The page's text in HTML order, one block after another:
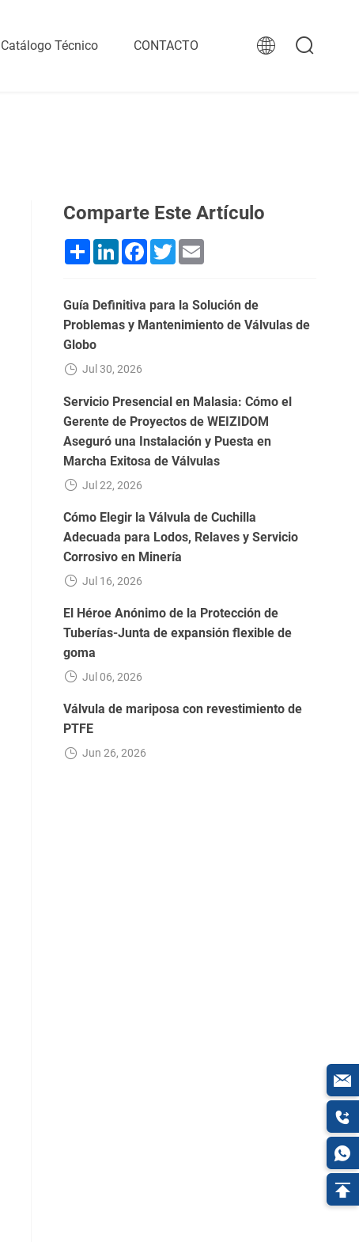
Catálogo Técnico CONTACTO
Comparte Este Artículo
ShareLinkedInFacebook
Twitter
Guía Definitiva para la Solución de
Problemas y Mantenimiento de Válvulas de
Globo
Jul 30, 2026
Servicio Presencial en Malasia: Cómo el
Gerente de Proyectos de WEIZIDOM
Aseguró una Instalación y Puesta en
Marcha Exitosa de Válvulas
Jul 22, 2026
Cómo Elegir la Válvula de Cuchilla
Adecuada para Lodos, Relaves y Servicio
Corrosivo en Minería
Jul 16, 2026
El Héroe Anónimo de la Protección de
Tuberías-Junta de expansión flexible de
goma
Jul 06, 2026
Válvula de mariposa con revestimiento de
PTFE
Jun 26, 2026